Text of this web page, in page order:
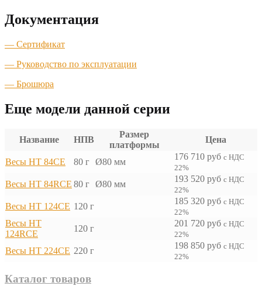
Документация
— Сертификат
— Руководство по эксплуатации
— Брошюра
Еще модели данной серии
Название НПВ
Размер
платформы
Цена
Весы HT 84CE 80 г Ø80 мм
176 710 руб с НДС
22%
Весы HT 84RCE 80 г Ø80 мм
193 520 руб с НДС
22%
Весы HT 124CE 120 г
185 320 руб с НДС
22%
Весы HT
124RCE
120 г
201 720 руб с НДС
22%
Весы HT 224CE 220 г
198 850 руб с НДС
22%
Каталог товаров